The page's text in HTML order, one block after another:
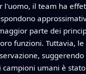
l'uomo, il team ha
parte dei
funzioni. Tuttavia,
umani è